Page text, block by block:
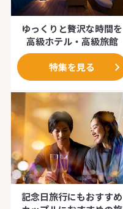
ゆっくりと贅沢な時間を
高級ホテル・高級旅館
特集を見る
記念日旅行にもおすすめ